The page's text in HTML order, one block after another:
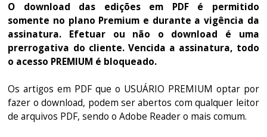
O download das edições em PDF é permitido
somente no plano Premium e durante a vigência da
assinatura. Efetuar ou não o download é uma
prerrogativa do cliente. Vencida a assinatura, todo
o acesso PREMIUM é bloqueado.
Os artigos em PDF que o USUÁRIO PREMIUM optar por
fazer o download, podem ser abertos com qualquer leitor
de arquivos PDF, sendo o Adobe Reader o mais comum.